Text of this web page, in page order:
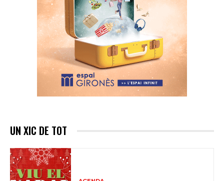
UN XIC DE TOT